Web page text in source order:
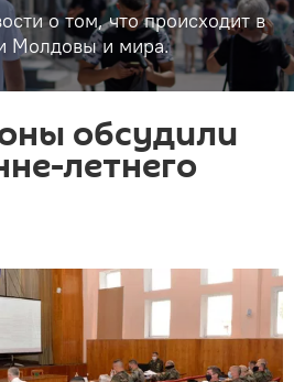
о том, что происходит в
Молдовы и мира.
обсудили
летнего